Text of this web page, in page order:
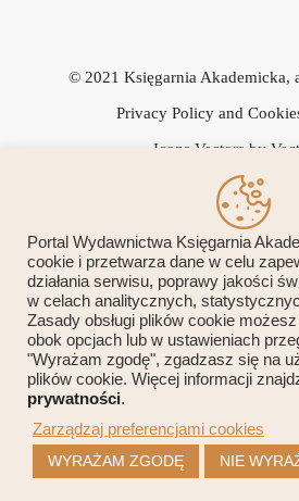
© 2021 Księgarnia Akademicka,
Privacy Policy and
Icons Vectors by
Przedsiębiorca uzyskał subwencję
rządowego "Tarcza Finansowa 1.0
dla Mikro, Małych i Średnich Firm",
Portal Wydawnictwa Księgarnia
cookie i przetwarza dane w celu
działania serwisu, poprawy jakości
w celach analitycznych,
Zasady obsługi plików cookie
obok opcjach lub w ustawieniach
"Wyrażam zgodę", zgadzasz się na
plików cookie. Więcej informacji
prywatności.
Zarządzaj preferencjami cookies
WYRAŻAM ZGODĘ
NIE